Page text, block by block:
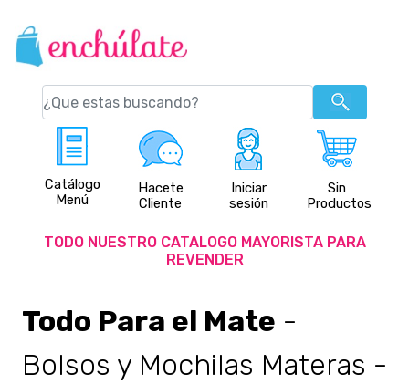
Catálogo
Menú
Hacete
Cliente
Iniciar
sesión
Sin
Productos
TODO NUESTRO CATALOGO MAYORISTA PARA
REVENDER
Todo Para el Mate -
Bolsos y Mochilas Materas -